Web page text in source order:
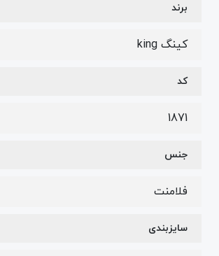
برند
کینگ king
کد
1871
جنس
فلامنت
سایزبندی